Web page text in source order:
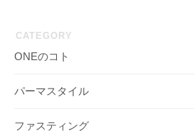
CATEGORY
ONEのコト
パーマスタイル
ファスティング